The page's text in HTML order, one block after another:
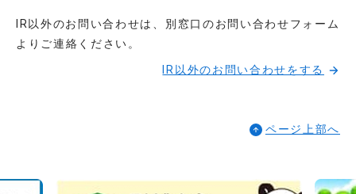
IR以外のお問い合わせは、別窓口のお問い合わせフォーム
よりご連絡ください。
IR以外のお問い合わせをする
ページ上部へ